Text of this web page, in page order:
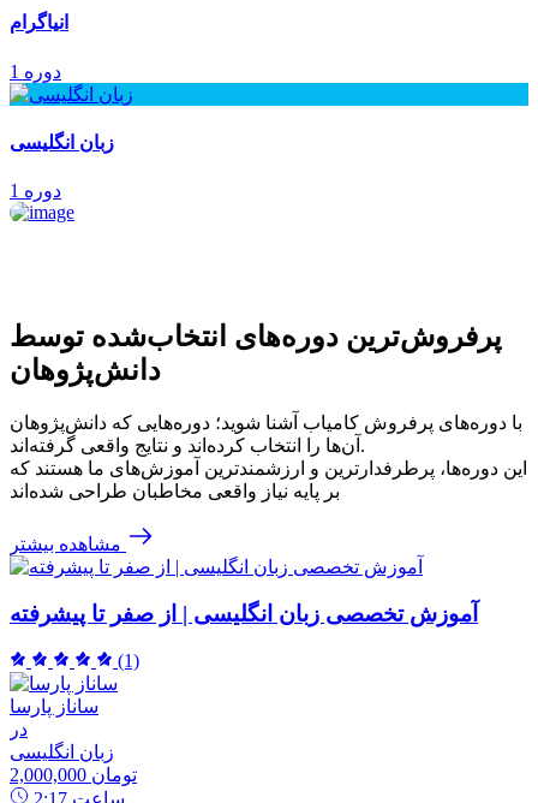
انیاگرام
1 دوره
زبان انگلیسی
1 دوره
پرفروش‌ترین‌ دوره‌های انتخاب‌شده توسط
دانش‌پژوهان
با دوره‌های پرفروش کامیاب آشنا شوید؛ دوره‌هایی که دانش‌پژوهان
آن‌ها را انتخاب کرده‌اند و نتایج واقعی گرفته‌اند.
این دوره‌ها، پرطرفدارترین و ارزشمندترین آموزش‌های ما هستند که
بر پایه نیاز واقعی مخاطبان طراحی شده‌اند
مشاهده بیشتر
آموزش تخصصی زبان انگلیسی | از صفر تا پیشرفته
(1)
ساناز پارسا
در
زبان انگلیسی
2,000,000 تومان
2:17 ساعت